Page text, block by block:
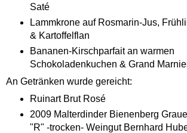
Saté
Lammkrone auf Rosmarin-Jus,
& Kartoffelflan
Bananen-Kirschparfait an warmen
Schokoladenkuchen & Grand
An Getränken wurde gereicht:
Ruinart Brut Rosé
2009 Malterdinder Bienenberg
"R" -trocken- Weingut Bernhard